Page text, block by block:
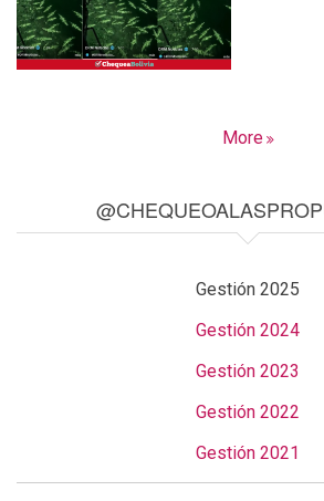
More
Gestión 2025
Gestión 2024
Gestión 2023
Gestión 2022
Gestión 2021